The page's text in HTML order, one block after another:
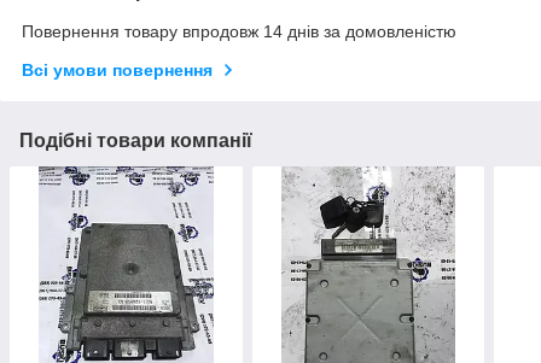
Повернення товару впродовж 14 днів за домовленістю
Всі умови повернення
Подібні товари компанії